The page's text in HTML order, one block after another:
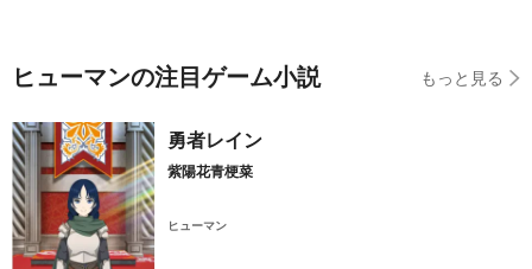
ヒューマンの注目ゲーム小説 もっと見る
勇者レイン
紫陽花青梗菜
ヒューマン